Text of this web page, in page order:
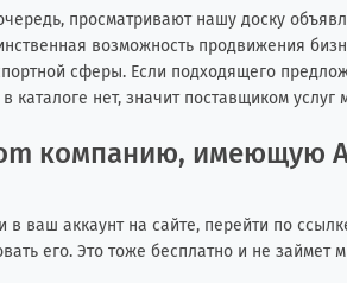
просматривают нашу доску
возможность продвижения
сферы. Если подходящего
нет, значит поставщиком
компанию, имеющую
ваш аккаунт на сайте, перейти по
его. Это тоже бесплатно и не займет